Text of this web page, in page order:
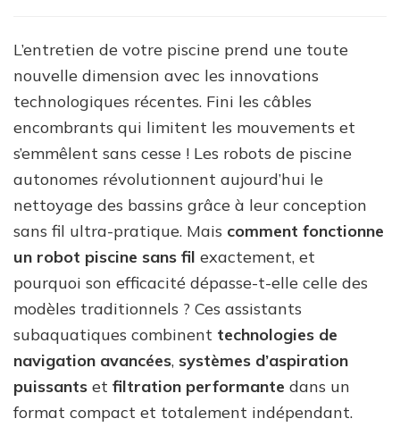
fil
change
tout
L’entretien de votre piscine prend une toute
nouvelle dimension avec les innovations
technologiques récentes. Fini les câbles
encombrants qui limitent les mouvements et
s’emmêlent sans cesse ! Les robots de piscine
autonomes révolutionnent aujourd’hui le
nettoyage des bassins grâce à leur conception
sans fil ultra-pratique. Mais comment fonctionne
un robot piscine sans fil exactement, et
pourquoi son efficacité dépasse-t-elle celle des
modèles traditionnels ? Ces assistants
subaquatiques combinent technologies de
navigation avancées, systèmes d’aspiration
puissants et filtration performante dans un
format compact et totalement indépendant.